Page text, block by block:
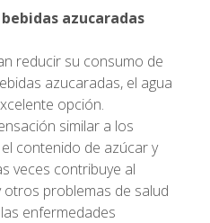
azucaradas
reducir su consumo de
azucaradas, el agua
opción.
similar a los
contenido de azúcar y
veces contribuye al
problemas de salud
enfermedades